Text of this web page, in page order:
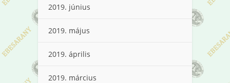
2019. június
2019. május
2019. április
2019. március